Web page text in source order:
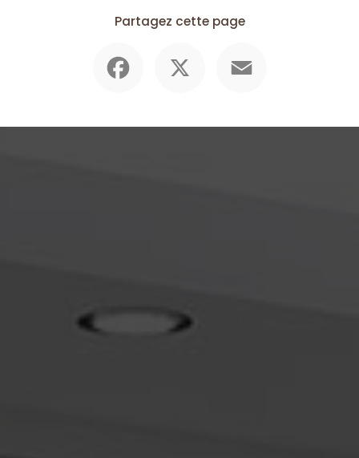
Partagez cette page